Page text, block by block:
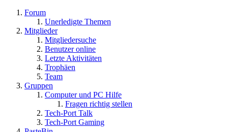
Forum
Unerledigte Themen
Mitglieder
Mitgliedersuche
Benutzer online
Letzte Aktivitäten
Trophäen
Team
Gruppen
Computer und PC Hilfe
Fragen richtig stellen
Tech-Port Talk
Tech-Port Gaming